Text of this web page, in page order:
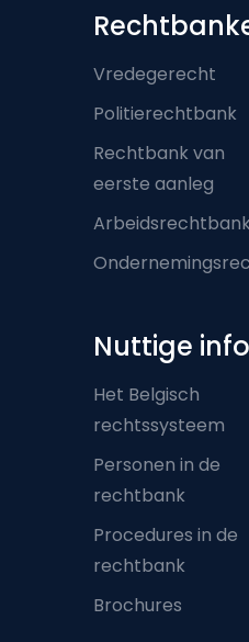
Vredegerecht
Politierechtbank
Rechtbank van
eerste aanleg
Arbeidsrechtbank
Nuttige info
Het Belgisch
rechtssysteem
Personen in de
rechtbank
Procedures in de
rechtbank
Brochures